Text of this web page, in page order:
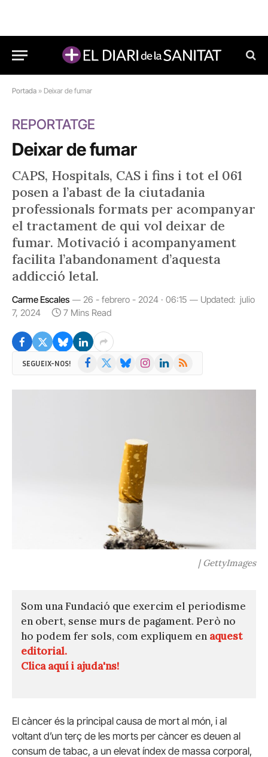
Portada » Deixar de fumar
REPORTATGE
Deixar de fumar
CAPS, Hospitals, CAS i fins i tot el 061
posen a l’abast de la ciutadania
professionals formats per acompanyar
el tractament de qui vol deixar de
fumar. Motivació i acompanyament
facilita l’abandonament d’aquesta
addicció letal.
Carme Escales 26 - febrero - 2024 · 06:15 Updated: julio
7, 2024
7 Mins Read
SEGUEIX-NOS! Facebook BlueskyInstagramLinkedIn
RSS
| GettyImages
Som una Fundació que exercim el periodisme
en obert, sense murs de pagament. Però no
ho podem fer sols, com expliquem en aquest
editorial.
Clica aquí i ajuda'ns!
El càncer és la principal causa de mort al món, i al
voltant d’un terç de les morts per càncer es deuen al
consum de tabac, a un elevat índex de massa corporal,